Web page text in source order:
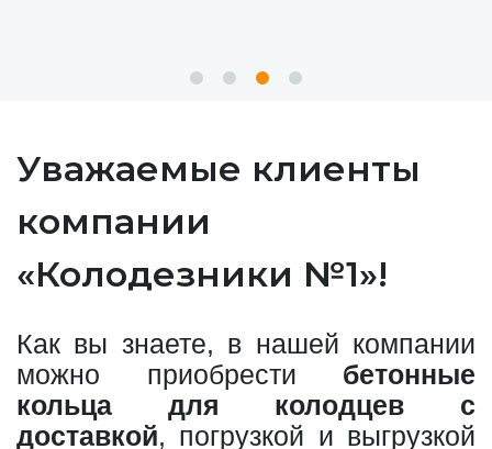
Уважаемые клиенты
компании
«Колодезники №1»!
Как вы знаете, в нашей компании
можно приобрести бетонные
кольца для колодцев с
доставкой, погрузкой и выгрузкой